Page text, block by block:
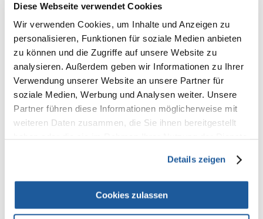
Diese Webseite verwendet Cookies
Wir verwenden Cookies, um Inhalte und Anzeigen zu
personalisieren, Funktionen für soziale Medien anbieten
zu können und die Zugriffe auf unsere Website zu
analysieren. Außerdem geben wir Informationen zu Ihrer
Verwendung unserer Website an unsere Partner für
soziale Medien, Werbung und Analysen weiter. Unsere
Partner führen diese Informationen möglicherweise mit
weiteren Daten zusammen, die Sie ihnen bereitgestellt
Details zeigen
Cookies zulassen
mit verzinktem Gitter, kunststoffbeschichtet
für den Transport des Tieres auf dem Gepäckträger (Breite 10,5–14,5
Kissen mit Velours-Bezug, grau
Kissen: Handwäsche
Maße: 35 × 49 × 55 cm
bis zu: 8 kg
Höhe: 49 cm
Farbe: schwarz
NEUE NACHRICHT